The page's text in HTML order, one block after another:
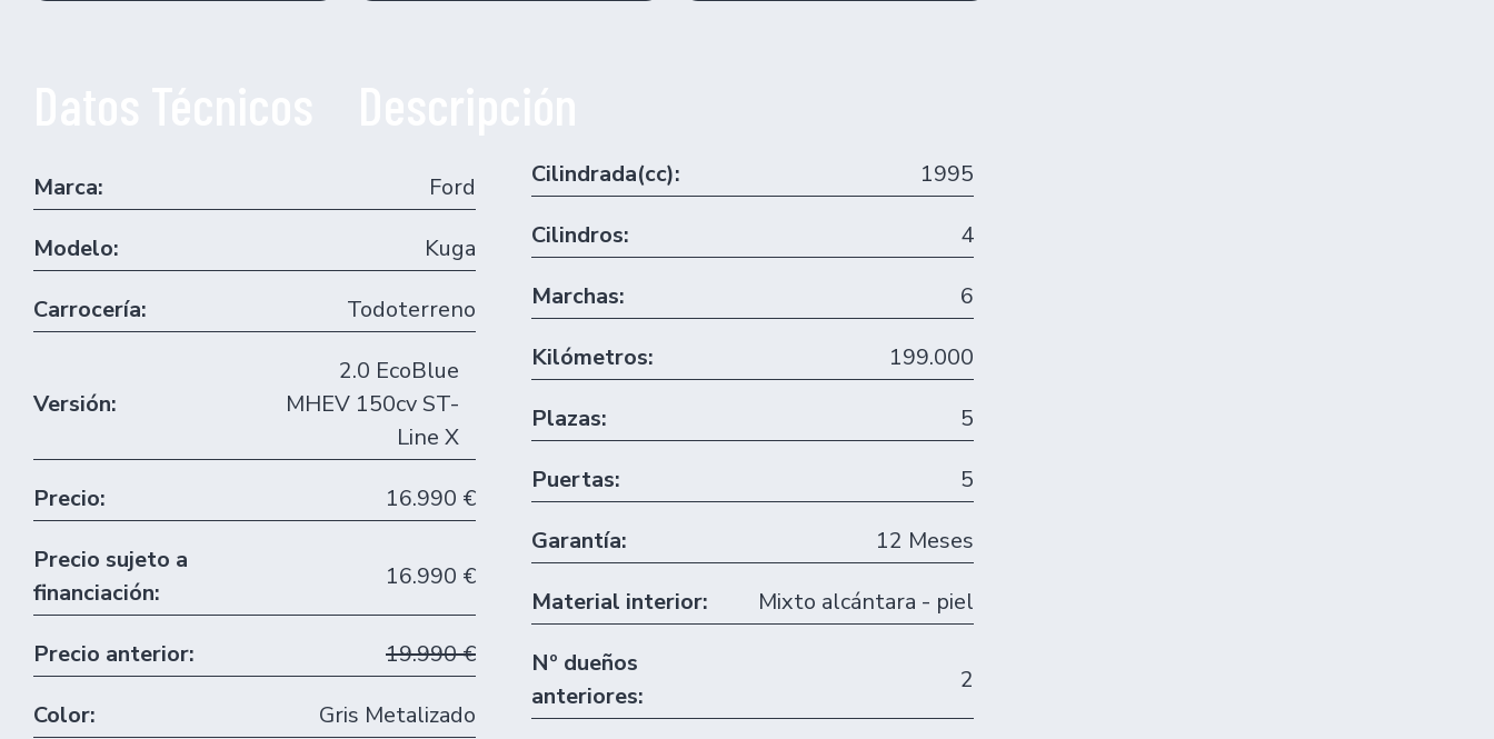
Marca: Ford
Modelo: Kuga
Carrocería: Todoterreno
Versión:
2.0 EcoBlue
MHEV 150cv ST-
Line X
Precio: 16.990 €
Precio sujeto a
financiación:
16.990 €
Precio anterior: 19.990 €
Color: Gris Metalizado
Cilindrada(cc): 1995
Cilindros: 4
Marchas: 6
Kilómetros: 199.000
Plazas: 5
Puertas: 5
Garantía: 12 Meses
Material interior: Mixto alcántara - piel
Nº dueños
anteriores:
2